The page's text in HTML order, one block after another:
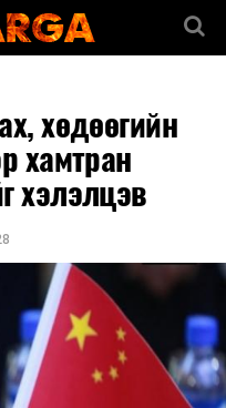
хөдөөгийн
хамтран
хэлэлцэв